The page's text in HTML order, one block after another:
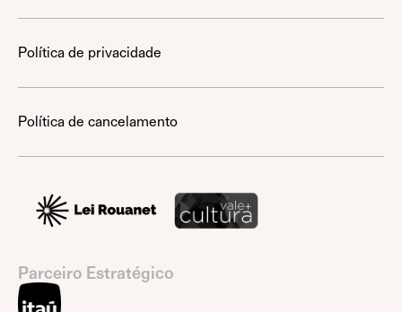
Política de privacidade
Política de cancelamento
Parceiro Estratégico